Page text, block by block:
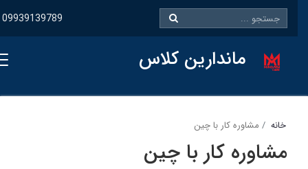
09939139789
ماندارین کلاس
خانه مشاوره کار با چین
مشاوره کار با چین